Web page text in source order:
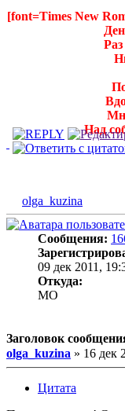
[font=Times New
Над
olga_kuzina
Сообщения:
09 дек 2011,
Откуда:
MO
Заголовок
olga_kuzina » 16 дек
Цитата